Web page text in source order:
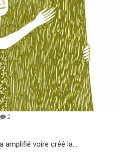
2
amplifié voire créé la...